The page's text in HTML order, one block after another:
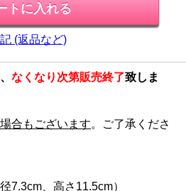
(返品など)
なくなり次第販売終了致しま
合もございます。ご了承くださ
7.3cm、高さ11.5cm）